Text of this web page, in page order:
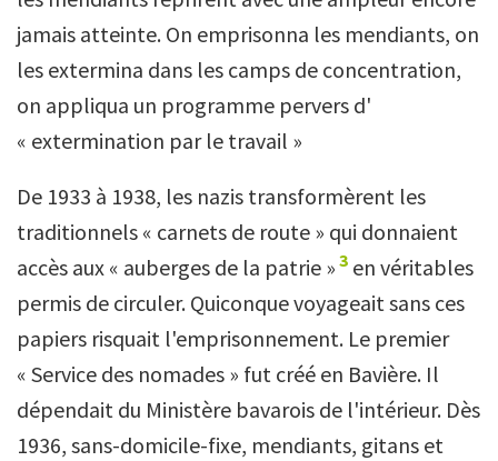
jamais atteinte. On emprisonna les mendiants, on
les extermina dans les camps de concentration,
on appliqua un programme pervers d'
« extermination par le travail »
De 1933 à 1938, les nazis transformèrent les
traditionnels « carnets de route » qui donnaient
accès aux « auberges de la patrie » 3 en véritables
permis de circuler. Quiconque voyageait sans ces
papiers risquait l'emprisonnement. Le premier
« Service des nomades » fut créé en Bavière. Il
dépendait du Ministère bavarois de l'intérieur. Dès
1936, sans-domicile-fixe, mendiants, gitans et